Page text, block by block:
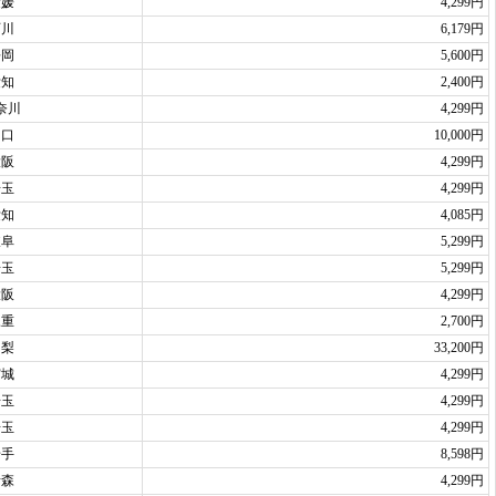
6,179円
5,600円
2,400円
川
4,299円
10,000円
4,299円
4,299円
4,085円
5,299円
5,299円
4,299円
2,700円
33,200円
4,299円
4,299円
4,299円
8,598円
4,299円